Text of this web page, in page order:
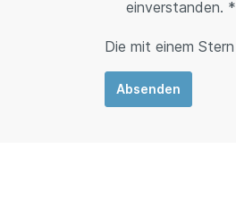
einverstanden. *
Die mit einem
Absenden